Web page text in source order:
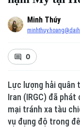
Minh Thúy
0
Lực lượng hải quân
Iran (IRGC) đã
mại tránh xa tàu
vụ đụng độ trong